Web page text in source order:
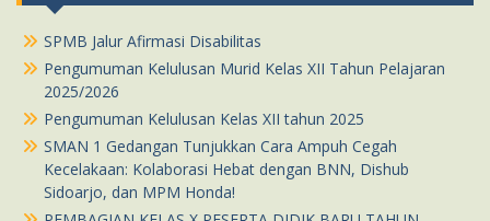
SPMB Jalur Afirmasi Disabilitas
Pengumuman Kelulusan Murid Kelas XII Tahun Pelajaran
2025/2026
Pengumuman Kelulusan Kelas XII tahun 2025
SMAN 1 Gedangan Tunjukkan Cara Ampuh Cegah
Kecelakaan: Kolaborasi Hebat dengan BNN, Dishub
Sidoarjo, dan MPM Honda!